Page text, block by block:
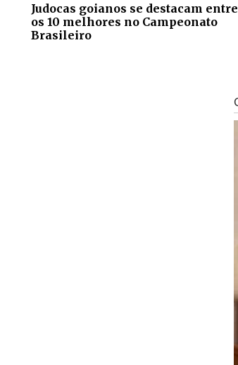
Judocas goianos se destacam entre
os 10 melhores no Campeonato
Brasileiro